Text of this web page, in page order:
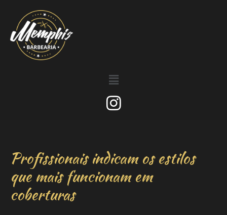
Profissionais indicam os estilos
que mais funcionam em
coberturas